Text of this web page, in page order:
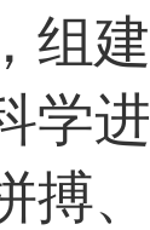
组
学
搏